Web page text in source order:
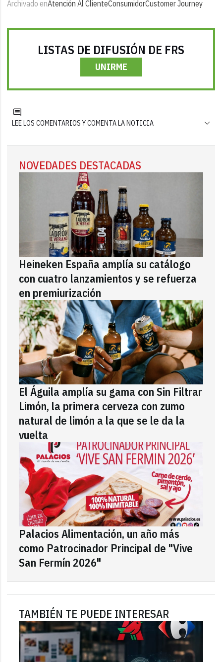
Archivado enAtención Al ClienteConsumidorCustomer Journey
LISTAS DE DIFUSIÓN DE FRS
UNIRME
LEE LOS COMENTARIOS Y COMENTA LA NOTICIA
NOVEDADES DESTACADAS
Heineken España amplía su catálogo
con cuatro lanzamientos y se refuerza
en premiurización
El Águila amplía su gama con Sin Filtrar
Limón, la primera cerveza con zumo
natural de limón a la que se le da la
vuelta
Palacios Alimentación, un año más
como Patrocinador Principal de "Vive
San Fermín 2026"
TAMBIÉN TE PUEDE INTERESAR